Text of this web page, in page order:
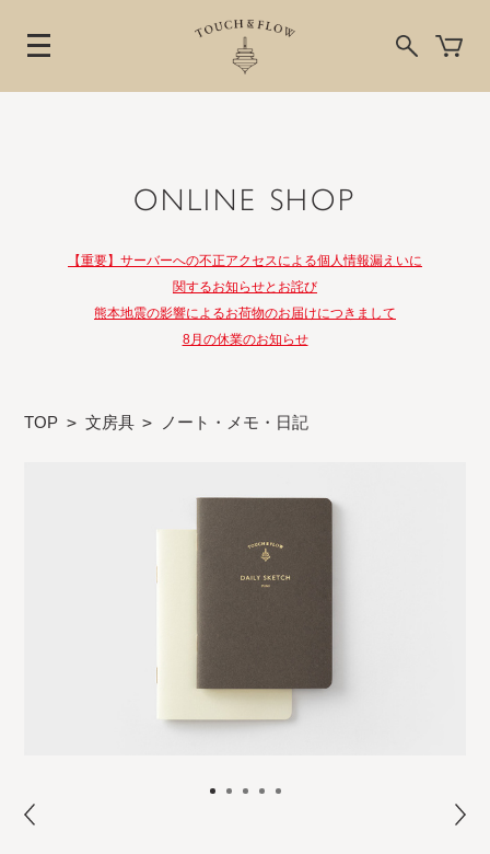
ONLINE SHOP
【重要】サーバーへの不正アクセスによる個人情報漏えいに
関するお知らせとお詫び
熊本地震の影響によるお荷物のお届けにつきまして
8月の休業のお知らせ
TOP > 文房具 > ノート・メモ・日記